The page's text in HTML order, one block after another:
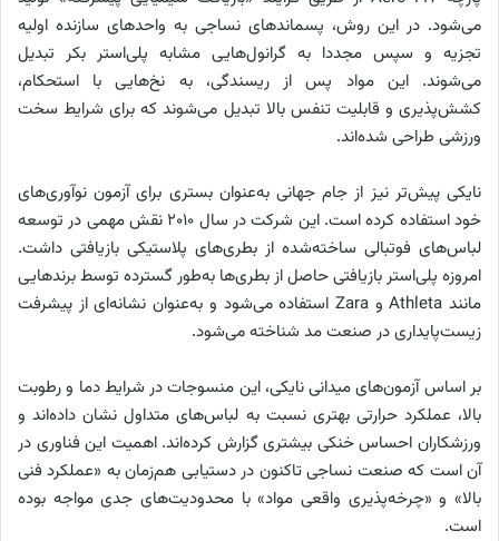
می‌شود. در این روش، پسماندهای نساجی به واحدهای سازنده اولیه
تجزیه و سپس مجددا به گرانول‌هایی مشابه پلی‌استر بکر تبدیل
می‌شوند. این مواد پس از ریسندگی، به نخ‌هایی با استحکام،
کشش‌پذیری و قابلیت تنفس بالا تبدیل می‌شوند که برای شرایط سخت
ورزشی طراحی شده‌اند.
نایکی پیش‌تر نیز از جام جهانی به‌عنوان بستری برای آزمون نوآوری‌های
خود استفاده کرده است. این شرکت در سال ۲۰۱۰ نقش مهمی در توسعه
لباس‌های فوتبالی ساخته‌شده از بطری‌های پلاستیکی بازیافتی داشت.
امروزه پلی‌استر بازیافتی حاصل از بطری‌ها به‌طور گسترده توسط برندهایی
مانند Athleta و Zara استفاده می‌شود و به‌عنوان نشانه‌ای از پیشرفت
زیست‌پایداری در صنعت مد شناخته می‌شود.
بر اساس آزمون‌های میدانی نایکی، این منسوجات در شرایط دما و رطوبت
بالا، عملکرد حرارتی بهتری نسبت به لباس‌های متداول نشان داده‌اند و
ورزشکاران احساس خنکی بیشتری گزارش کرده‌اند. اهمیت این فناوری در
آن است که صنعت نساجی تاکنون در دستیابی هم‌زمان به «عملکرد فنی
بالا» و «چرخه‌پذیری واقعی مواد» با محدودیت‌های جدی مواجه بوده
است.